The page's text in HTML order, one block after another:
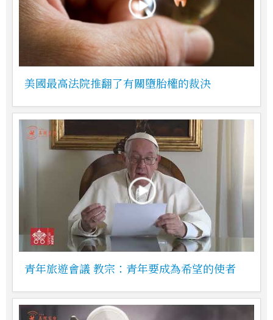
美國最高法院推翻了有關墮胎權的裁決
青年旅遊會議 教宗：青年要成為希望的使者